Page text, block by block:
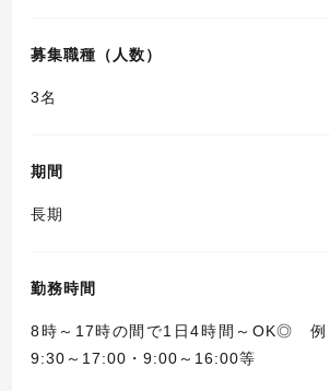
募集職種（人数）
3名
期間
長期
勤務時間
8時～17時の間で1日4時間～OK◎ 例
9:30～17:00・9:00～16:00等